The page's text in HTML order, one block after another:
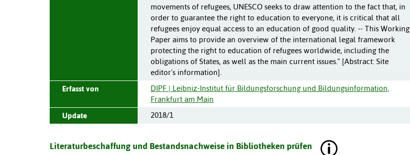
movements of refugees, UNESCO seeks to draw attention to the fact that, in
order to guarantee the right to education to everyone, it is critical that all
refugees enjoy equal access to an education of good quality. -- This Working
Paper aims to provide an overview of the international legal framework
protecting the right to education of refugees worldwide, including the
obligations of States, as well as the main current issues." [Abstract: Site
editor's information].
Erfasst von
DIPF | Leibniz-Institut für Bildungsforschung und Bildungsinformation,
Frankfurt am Main
Update
2018/1
Literaturbeschaffung und Bestandsnachweise in Bibliotheken prüfen